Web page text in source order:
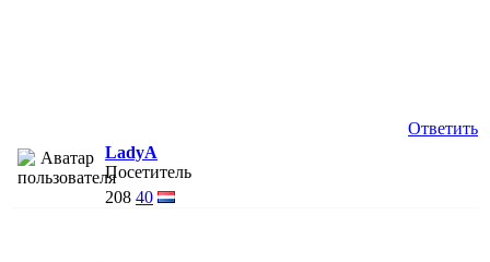
Ответить
LadyA
Посетитель
208 40